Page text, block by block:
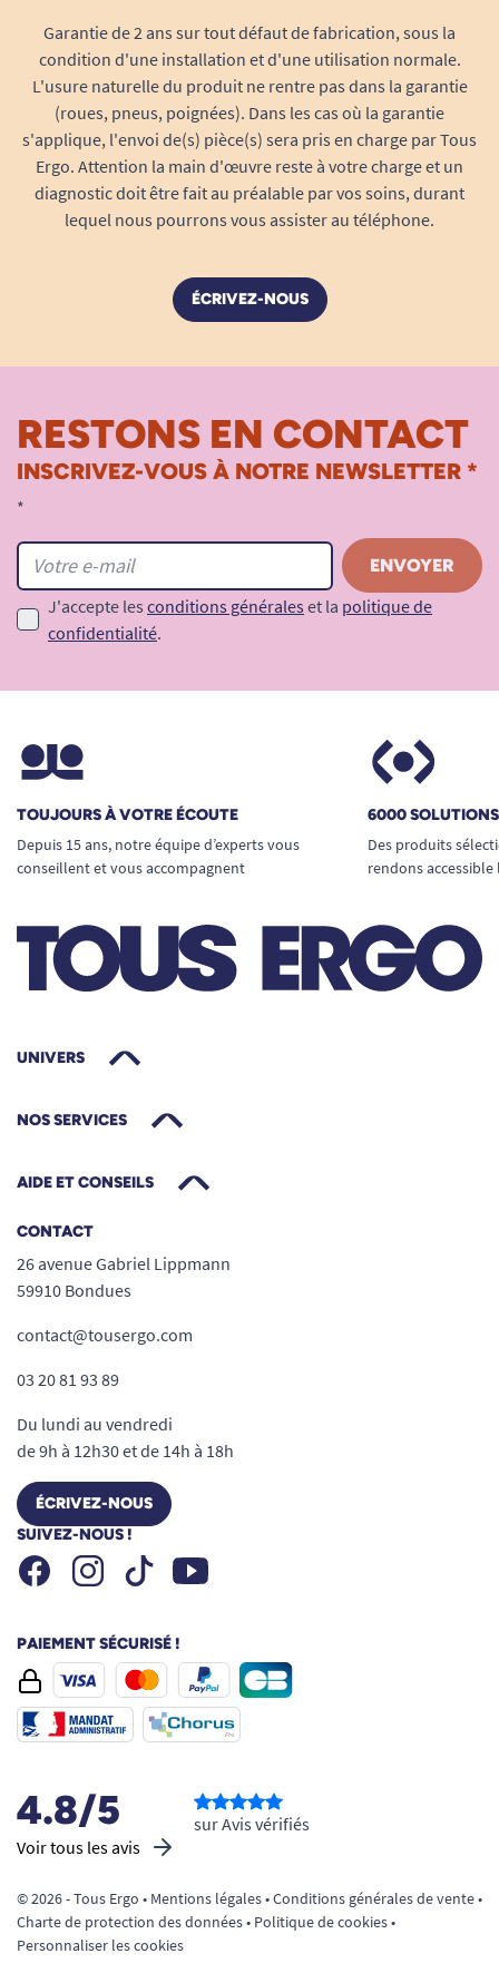
Garantie de 2 ans sur tout défaut de fabrication, sous la
condition d'une installation et d'une utilisation normale.
L'usure naturelle du produit ne rentre pas dans la garantie
(roues, pneus, poignées). Dans les cas où la garantie
s'applique, l'envoi de(s) pièce(s) sera pris en charge par Tous
Ergo. Attention la main d'œuvre reste à votre charge et un
diagnostic doit être fait au préalable par vos soins, durant
lequel nous pourrons vous assister au téléphone.
ÉCRIVEZ-NOUS
RESTONS EN CONTACT
INSCRIVEZ-VOUS À NOTRE NEWSLETTER *
*
J'accepte les conditions générales et la politique de
confidentialité.
TOUJOURS À VOTRE ÉCOUTE
Depuis 15 ans, notre équipe d’experts vous
conseillent et vous accompagnent
6000
Des produits
rendons
UNIVERS
NOS SERVICES
AIDE ET CONSEILS
CONTACT
26 avenue Gabriel Lippmann
59910 Bondues
contact@tousergo.com
03 20 81 93 89
Du lundi au vendredi
de 9h à 12h30 et de 14h à 18h
ÉCRIVEZ-NOUS
SUIVEZ-NOUS !
FacebookInstagramTiktok Youtube
PAIEMENT SÉCURISÉ !
4.8/5
Voir tous les avis
sur Avis vérifiés
© 2026 - Tous Ergo • Mentions légales•Conditions générales de vente•
Charte de protection des données• Politique de cookies•
Personnaliser les cookies